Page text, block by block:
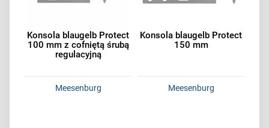
Konsola blaugelb Protect
100 mm z cofniętą śrubą
regulacyjną
Meesenburg
Konsola blaugelb Protect
150 mm
Meesenburg